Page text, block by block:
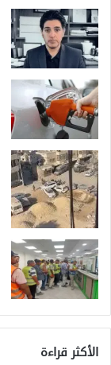
الأكثر قراءة